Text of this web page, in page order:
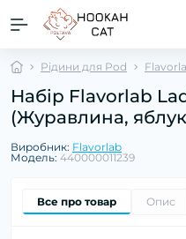
Рідини для Pod
Набір Flavorlab
(Журавлина,
Виробник: Flavorlab
Модель: 440000011239
Все про товар Опис